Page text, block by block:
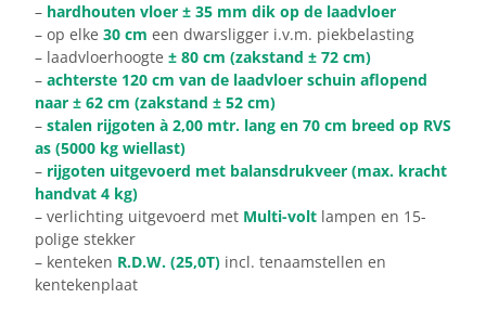
– hardhouten vloer ± 35 mm dik op de laadvloer
– op elke 30 cm een dwarsligger i.v.m. piekbelasting
– laadvloerhoogte ± 80 cm (zakstand ± 72 cm)
– achterste 120 cm van de laadvloer schuin aflopend
naar ± 62 cm (zakstand ± 52 cm)
– stalen rijgoten à 2,00 mtr. lang en 70 cm breed op RVS
as (5000 kg wiellast)
– rijgoten uitgevoerd met balansdrukveer (max. kracht
handvat 4 kg)
– verlichting uitgevoerd met Multi-volt lampen en 15-
polige stekker
– kenteken R.D.W. (25,0T) incl. tenaamstellen en
kentekenplaat